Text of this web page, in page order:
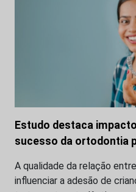
Estudo destaca
sucesso da ortodontia
A qualidade da relação
influenciar a adesão de